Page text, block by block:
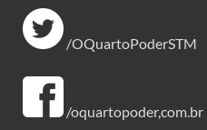
/OQuartoPoderSTM
/oquartopoder,com.br